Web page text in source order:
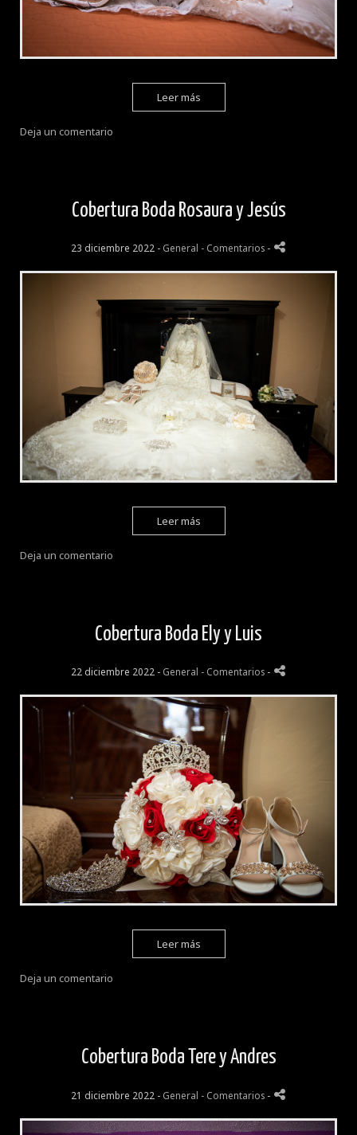
Leer más
Deja un comentario
Cobertura Boda Rosaura y Jesús
23 diciembre 2022 - General - Comentarios -
Leer más
Deja un comentario
Cobertura Boda Ely y Luis
22 diciembre 2022 - General - Comentarios -
Leer más
Deja un comentario
Cobertura Boda Tere y Andres
21 diciembre 2022 - General - Comentarios -